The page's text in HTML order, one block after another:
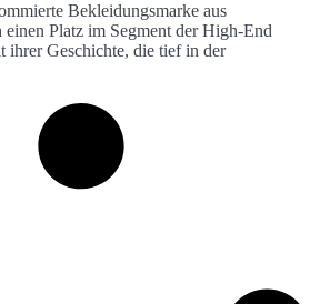
Bekleidungsmarke aus
einen Platz im Segment der High-End
ihrer Geschichte, die tief in der